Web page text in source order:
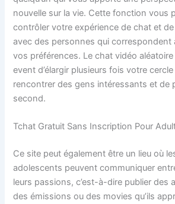
nouvelle sur la vie. Cette fonction vous
contrôler votre expérience de chat et
avec des personnes qui correspondent
vos préférences. Le chat vidéo
event d’élargir plusieurs fois votre cercle
rencontrer des gens intéressants et de
second.
Tchat Gratuit Sans Inscription Pour
Ce site peut également être un lieu où
adolescents peuvent communiquer
leurs passions, c’est-à-dire publier des
des émissions ou des movies qu’ils